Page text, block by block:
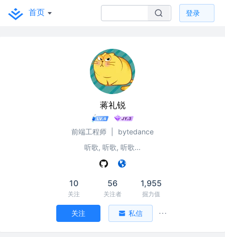
首页 登录
蒋礼锐
前端工程师
bytedance
听歌, 听歌, 听歌...
10
关注
56
关注者
1,955
掘力值
关注 私信